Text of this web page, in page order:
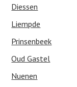
Diessen
Liempde
Prinsenbeek
Oud Gastel
Nuenen